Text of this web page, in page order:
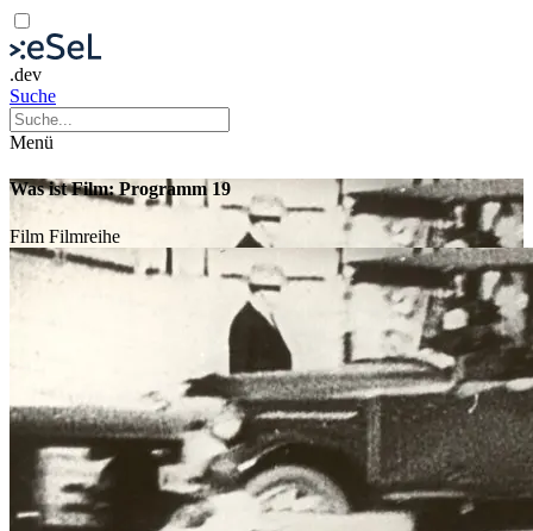
.dev
Suche
Menü
Was ist Film: Programm 19
Film Filmreihe